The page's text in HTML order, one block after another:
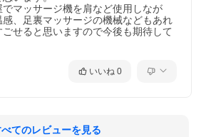
マッサージ機を肩など使用しなが
、足裏マッサージの機械などもあれ
せると思いますので今後も期待して
いいね 0
てのレビューを見る